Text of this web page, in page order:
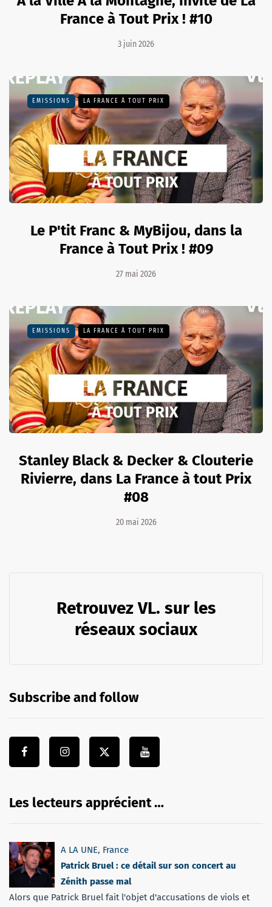
France à Tout Prix ! #10
3 juin 2026
EMISSIONS LA FRANCE À TOUT PRIX
Le P'tit Franc & MyBijou, dans la
France à Tout Prix ! #09
27 mai 2026
EMISSIONS LA FRANCE À TOUT PRIX
Stanley Black & Decker & Clouterie
Rivierre, dans La France à tout Prix
#08
20 mai 2026
Retrouvez VL. sur les
réseaux sociaux
Subscribe and follow
Les lecteurs apprécient …
A LA UNE, France
Patrick Bruel : ce détail sur son concert au
Zénith passe mal
Alors que Patrick Bruel fait l'objet d'accusations de viols et